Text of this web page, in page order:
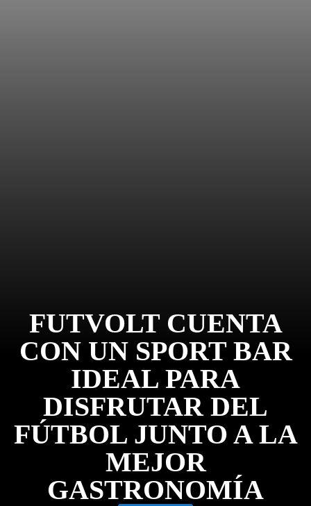
FUTVOLT CUENTA
CON UN SPORT BAR
IDEAL PARA
DISFRUTAR DEL
FÚTBOL JUNTO A LA
MEJOR
GASTRONOMÍA